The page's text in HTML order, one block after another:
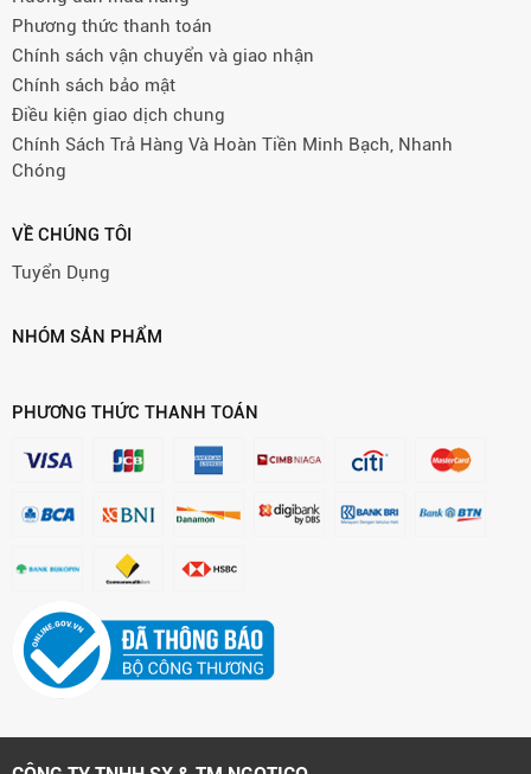
Phương thức thanh toán
Chính sách vận chuyển và giao nhận
Chính sách bảo mật
Điều kiện giao dịch chung
Chính Sách Trả Hàng Và Hoàn Tiền Minh Bạch, Nhanh
Chóng
VỀ CHÚNG TÔI
Tuyển Dụng
NHÓM SẢN PHẨM
PHƯƠNG THỨC THANH TOÁN